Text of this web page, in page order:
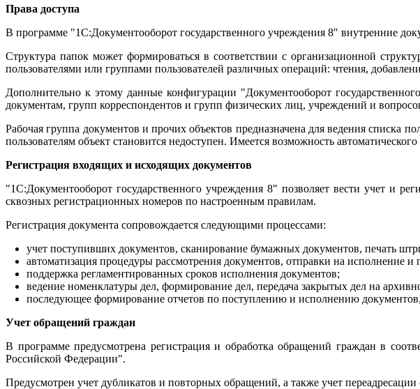
Права доступа
В программе "1С:Документооборот государственного учреждения 8" внутренние
Структура папок может формироваться в соответствии с организационной
пользователями или группами пользователей различных операций: чтения,
Дополнительно к этому данные конфигурации "Документооборот
документам, групп корреспондентов и групп физических лиц, учреждений и
Рабочая группа документов и прочих объектов предназначена для ведения списка
пользователям объект становится недоступен. Имеется возможность
Регистрация входящих и исходящих документов
"1С:Документооборот государственного учреждения 8" позволяет вести учет и
сквозных регистрационных номеров по настроенным правилам.
Регистрация документа сопровождается следующими процессами:
учет поступивших документов, сканирование бумажных документов, печать
автоматизация процедуры рассмотрения документов, отправки на исполнение и
поддержка регламентированных сроков исполнения документов;
ведение номенклатуры дел, формирование дел, передача закрытых дел на
последующее формирование отчетов по поступлению и исполнению
Учет обращений граждан
В программе предусмотрена регистрация и обработка обращений граждан в
Российской Федерации".
Предусмотрен учет дубликатов и повторных обращений, а также учет